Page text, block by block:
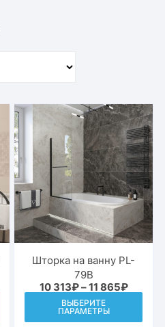
Шторка на ванну PL-
79B
10 313₽–11 865₽
цен:
ВЫБЕРИТЕ
ПАРАМЕТРЫ